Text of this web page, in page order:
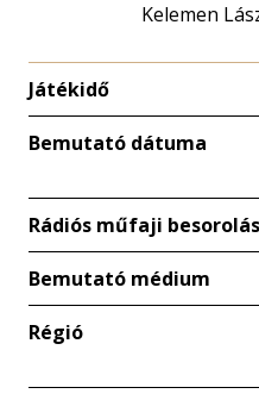
Kelemen
Játékidő
Bemutató dátuma
Rádiós műfaji besorolás
Bemutató médium
Régió